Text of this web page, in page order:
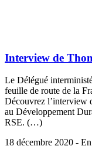
Interview de
Le Délégué
feuille de route de la
Découvrez l’interview
au Développement
RSE. (…)
18 décembre 2020 -